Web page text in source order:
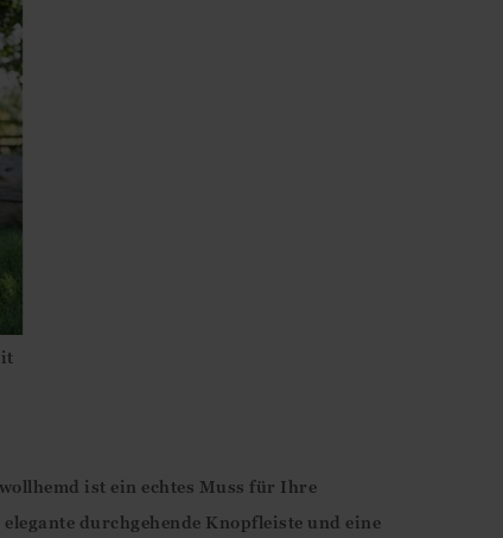
ist ein echtes Muss für Ihre
durchgehende Knopfleiste und eine